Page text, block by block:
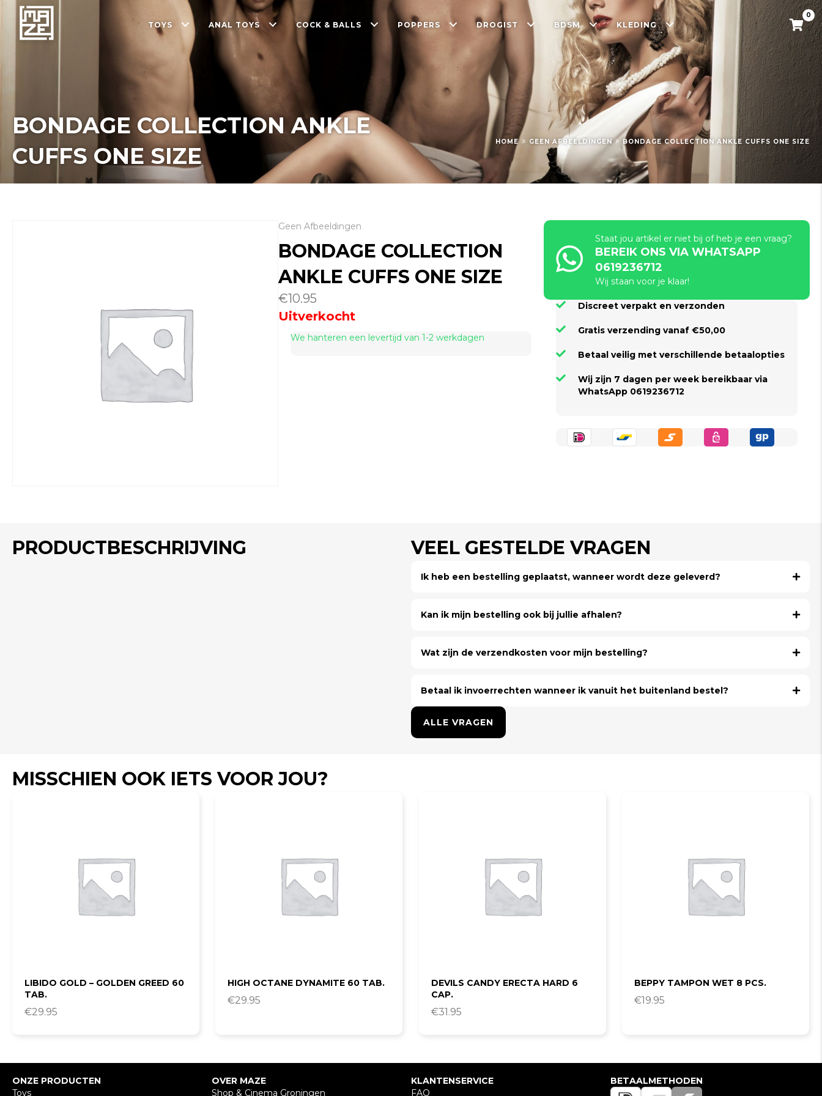
TOYS ANAL TOYS COCK & BALLS POPPERS DROGIST BDSM KLEDING
0
BONDAGE COLLECTION ANKLE
CUFFS ONE SIZE
HOME » GEEN AFBEELDINGEN » BONDAGE COLLECTION ANKLE CUFFS ONE SIZE
Geen Afbeeldingen
BONDAGE COLLECTION
ANKLE CUFFS ONE SIZE
€10.95
Uitverkocht
We hanteren een levertijd van 1-2 werkdagen
Staat jou artikel er niet bij of heb je een vraag?
BEREIK ONS VIA WHATSAPP
0619236712
Wij staan voor je klaar!
Discreet verpakt en verzonden
Gratis verzending vanaf €50,00
Betaal veilig met verschillende betaalopties
Wij zijn 7 dagen per week bereikbaar via
WhatsApp 0619236712
PRODUCTBESCHRIJVING VEEL GESTELDE VRAGEN
Ik heb een bestelling geplaatst, wanneer wordt deze geleverd?
Kan ik mijn bestelling ook bij jullie afhalen?
Wat zijn de verzendkosten voor mijn bestelling?
Betaal ik invoerrechten wanneer ik vanuit het buitenland bestel?
ALLE VRAGEN
MISSCHIEN OOK IETS VOOR JOU?
LIBIDO GOLD – GOLDEN GREED 60
TAB.
€29.95
HIGH OCTANE DYNAMITE 60 TAB.
€29.95
DEVILS CANDY ERECTA HARD 6
CAP.
€31.95
BEPPY TAMPON WET 8 PCS.
€19.95
ONZE PRODUCTEN
Toys
OVER MAZE
Shop & Cinema Groningen
KLANTENSERVICE
FAQ
BETAALMETHODEN